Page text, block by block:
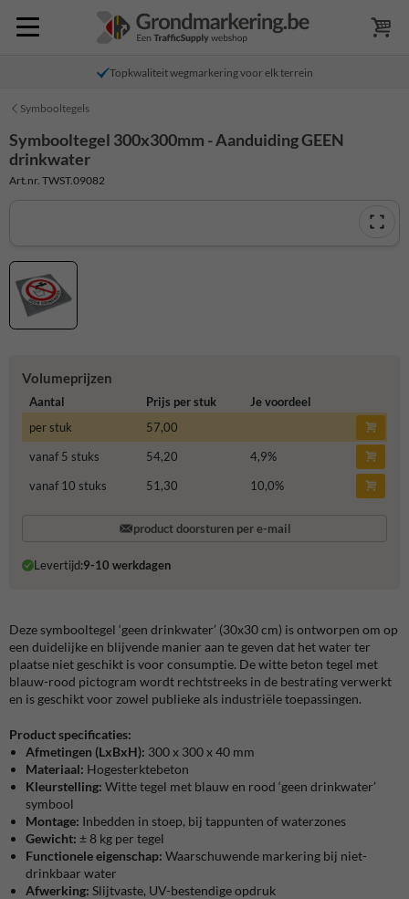
Topkwaliteit wegmarkering voor elk terrein
Symbooltegels
Symbooltegel 300x300mm - Aanduiding GEEN
drinkwater
Art.nr. TWST.09082
Volumeprijzen
Aantal Prijs per stuk
Je voordeel
per stuk
57,00
vanaf 5 stuks
54,20 4,9%
vanaf 10 stuks
51,30 10,0%
product doorsturen per e-mail
Levertijd:9-10 werkdagen
Deze symbooltegel ‘geen drinkwater’ (30x30 cm) is ontworpen om op
een duidelijke en blijvende manier aan te geven dat het water ter
plaatse niet geschikt is voor consumptie. De witte beton tegel met
blauw-rood pictogram wordt rechtstreeks in de bestrating verwerkt
en is geschikt voor zowel publieke als industriële toepassingen.
Product specificaties:
Afmetingen (LxBxH): 300 x 300 x 40 mm
Materiaal: Hogesterktebeton
Kleurstelling: Witte tegel met blauw en rood ‘geen drinkwater’
symbool
Montage: Inbedden in stoep, bij tappunten of waterzones
Gewicht: ± 8 kg per tegel
Functionele eigenschap: Waarschuwende markering bij niet-
drinkbaar water
Afwerking: Slijtvaste, UV-bestendige opdruk